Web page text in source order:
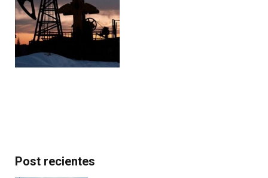
Post recientes